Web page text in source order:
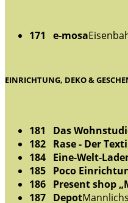
171 e-mosa
EINRICHTUNG, DEKO &
181 Das
182 Rase - Der
184 Eine-Welt-
185 Poco
186 Present shop
187 Depot